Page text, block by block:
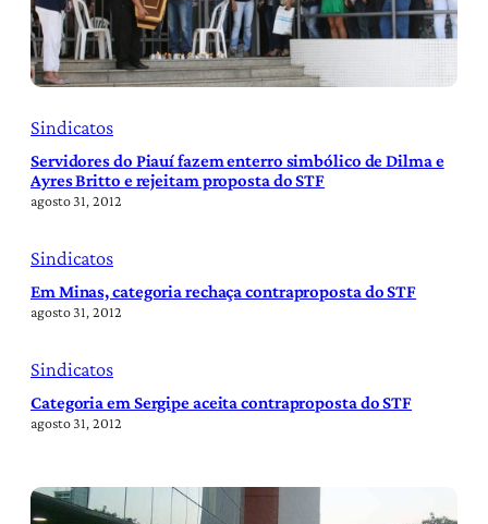
Sindicatos
Servidores do Piauí fazem enterro simbólico de Dilma e
Ayres Britto e rejeitam proposta do STF
agosto 31, 2012
Sindicatos
Em Minas, categoria rechaça contraproposta do STF
agosto 31, 2012
Sindicatos
Categoria em Sergipe aceita contraproposta do STF
agosto 31, 2012